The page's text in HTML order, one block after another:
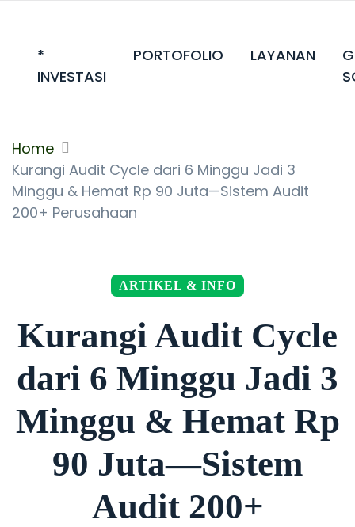
*
INVESTASI
PORTOFOLIO LAYANAN
Home
Kurangi Audit Cycle dari 6 Minggu Jadi 3
Minggu & Hemat Rp 90 Juta—Sistem Audit
200+ Perusahaan
ARTIKEL & INFO
Kurangi Audit Cycle
dari 6 Minggu Jadi 3
Minggu & Hemat Rp
90 Juta—Sistem
Audit 200+